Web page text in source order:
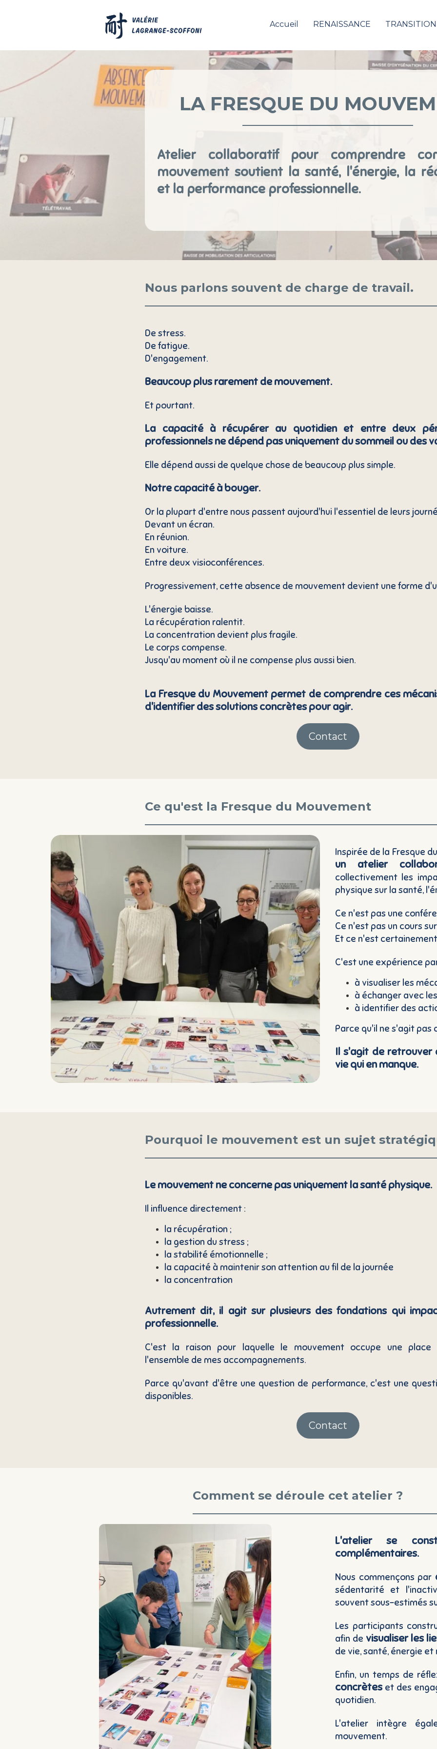
Accueil RENAISSANCE TRANSITION
LA FRESQUE DU
Atelier collaboratif pour comprendre
mouvement soutient la santé, l'énergie, la
et la performance professionnelle.
Nous parlons souvent de charge de travail.
De stress.
De fatigue.
D'engagement.
Beaucoup plus rarement de mouvement.
Et pourtant.
La capacité à récupérer au quotidien et entre deux
professionnels ne dépend pas uniquement du sommeil ou des
Elle dépend aussi de quelque chose de beaucoup plus simple.
Notre capacité à bouger.
Or la plupart d'entre nous passent aujourd'hui l'essentiel de leurs
Devant un écran.
En réunion.
En voiture.
Entre deux visioconférences.
Progressivement, cette absence de mouvement devient une forme
L'énergie baisse.
La récupération ralentit.
La concentration devient plus fragile.
Le corps compense.
Jusqu'au moment où il ne compense plus aussi bien.
La Fresque du Mouvement permet de comprendre ces
d'identifier des solutions concrètes pour agir.
Contact
Ce qu'est la Fresque du Mouvement
Inspirée de la Fresque
un atelier
collectivement les
physique sur la santé,
Ce n'est pas une
Ce n'est pas un cours
Et ce n'est
C'est une expérience
à visualiser les
à échanger avec
à identifier des
Parce qu'il ne s'agit pas
Il s'agit de retrouver
vie qui en manque.
Pourquoi le mouvement est un sujet
Le mouvement ne concerne pas uniquement la santé physique.
Il influence directement :
la récupération ;
la gestion du stress ;
la stabilité émotionnelle ;
la capacité à maintenir son attention au fil de la journée
la concentration
Autrement dit, il agit sur plusieurs des fondations qui
professionnelle.
C'est la raison pour laquelle le mouvement occupe une place
l'ensemble de mes accompagnements.
Parce qu'avant d'être une question de performance, c'est une
disponibles.
Contact
Comment se déroule cet atelier ?
L'atelier se
complémentaires.
Nous commençons par
sédentarité et
souvent sous-estimés
Les participants
afin de visualiser les
de vie, santé, énergie
Enfin, un temps de
concrètes et des
quotidien.
L'atelier intègre
mouvement.